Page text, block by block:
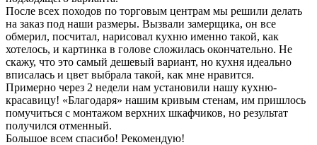
После всех походов по торговым центрам мы решили делать
на заказ под наши размеры. Вызвали замерщика, он все
обмерил, посчитал, нарисовал кухню именно такой, как
хотелось, и картинка в голове сложилась окончательно. Не
скажу, что это самый дешевый вариант, но кухня идеально
вписалась и цвет выбрала такой, как мне нравится.
Примерно через 2 недели нам установили нашу кухню-
красавицу! «Благодаря» нашим кривым стенам, им пришлось
помучиться с монтажом верхних шкафчиков, но результат
получился отменный.
Большое всем спасибо! Рекомендую!